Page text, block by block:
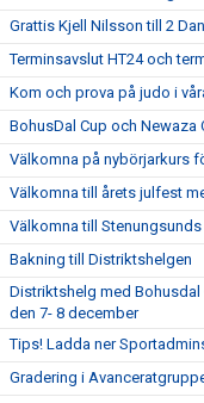
Grattis Kjell Nilsson till 2
Terminsavslut HT24 och
Kom och prova på judo i
BohusDal Cup och
Välkomna på nybörjarkurs
Välkomna till årets julfest
Välkomna till
Bakning till Distriktshelgen
Distriktshelg med Bohusdal
den 7- 8 december
Tips! Ladda ner
Gradering i